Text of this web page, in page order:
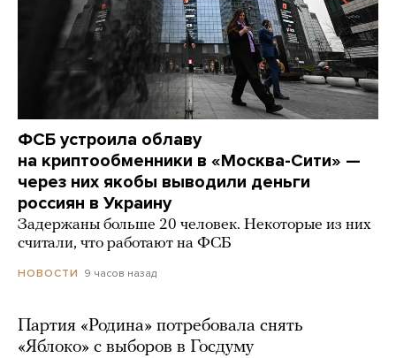
ФСБ устроила облаву
на криптообменники в «Москва-Сити» —
через них якобы выводили деньги
россиян в Украину
Задержаны больше 20 человек. Некоторые из них
считали, что работают на ФСБ
НОВОСТИ 9 часов назад
Партия «Родина» потребовала снять
«Яблоко» с выборов в Госдуму